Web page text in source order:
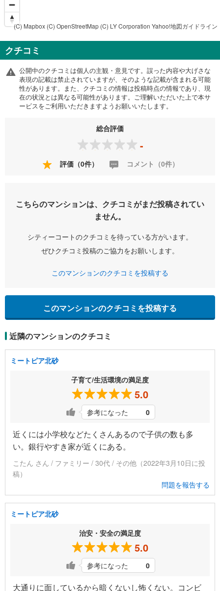
(C) Mapbox (C) OpenStreetMap (C) LY Corporation Yahoo!地図ガイドライン
クチコミ
公開中のクチコミは個人の主観・意見です。誤った内容や大げさな
表現の記載は禁止されていますが、そのような記載が含まれる可能
性があります。また、クチコミの情報は投稿時点の情報であり、現
在の状況とは異なる可能性があります。ご理解いただいた上で本サ
ービスをご利用いただきますようお願いいたします。
総合評価
-
評価（0件） コメント（0件）
こちらのマンションは、クチコミがまだ投稿されてい
ません。
シティーコートのクチコミを待っている方がいます。
ぜひクチコミ投稿のご協力をお願いします。
このマンションのクチコミを投稿する
このマンションのクチコミを投稿する
近隣のマンションのクチコミ
ミートピア北砂
子育て/生活環境の満足度
5.0
参考になった 0
近くには小学校などたくさんあるので子供の数も多
い。銀行やすき家が近くにある。
こたん さん / ファミリー / 30代 / その他（2022年3月10日に投
稿）
問題を報告する
ミートピア北砂
治安・安全の満足度
5.0
参考になった 0
大通りに面しているから暗くないし怖くない。コンビ